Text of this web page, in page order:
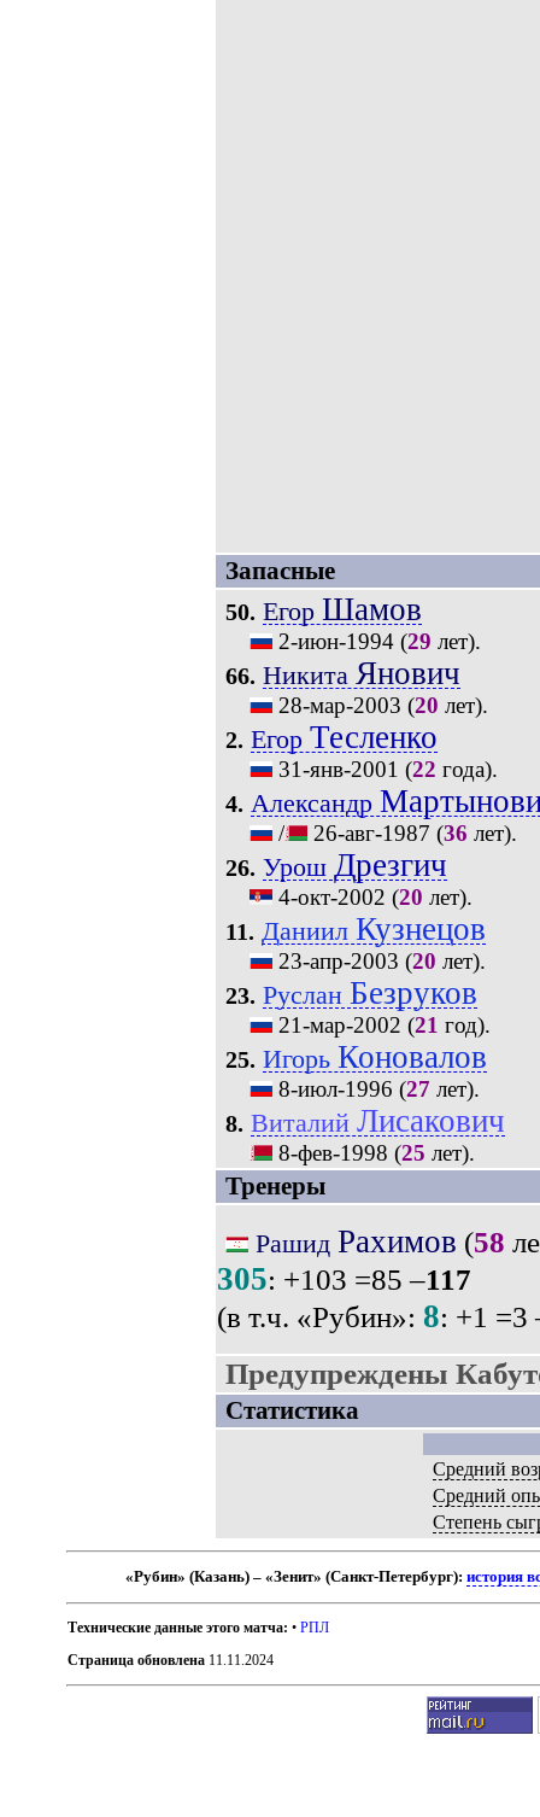
Запасные
50. Егор Шамов
2-июн-1994(29 лет).
66. Никита Янович
28-мар-2003 (20 лет).
2. Егор Тесленко
31-янв-2001 (22 года).
4. Александр
/ 26-авг-1987 (36 лет).
26. Урош Дрезгич
4-окт-2002 (20 лет).
11. Даниил Кузнецов
23-апр-2003 (20 лет).
23. Руслан Безруков
21-мар-2002 (21 год).
25. Игорь Коновалов
8-июл-1996 (27 лет).
8. Виталий Лисакович
8-фев-1998 (25 лет).
Тренеры
Рашид Рахимов (58
305: +103 =85 –117
(в т.ч. «Рубин»: 8: +1 =3
Предупреждены
Статистика
Средний
Средний
Степень
«Рубин» (Казань) – «Зенит» (Санкт-Петербург):история
Технические данные этого матча: •РПЛ
Страница обновлена 11.11.2024